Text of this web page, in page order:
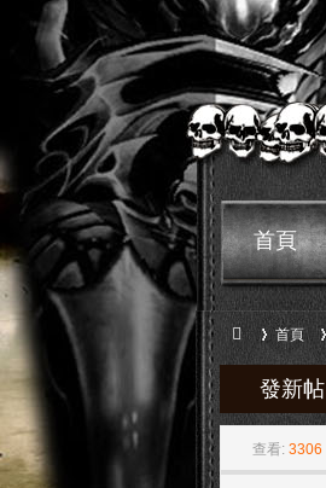
首頁
首頁
發新帖
查看: 3306